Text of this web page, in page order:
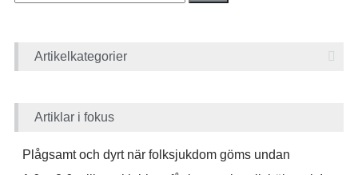
Artikelkategorier
Artiklar i fokus
Plågsamt och dyrt när folksjukdom göms undan